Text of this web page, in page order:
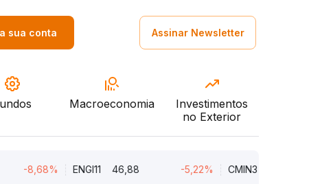
sua conta Assinar Newsletter
Macroeconomia
Investimentos
no Exterior
ENGI11 46,88 CMIN3 5,45